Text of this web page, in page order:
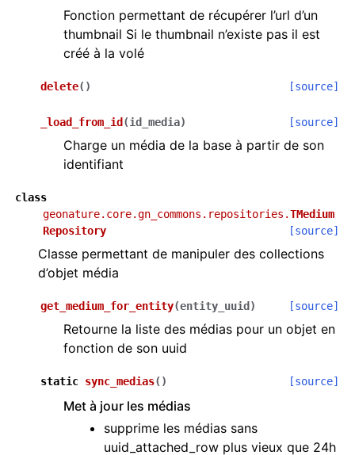
Fonction permettant de récupérer l’url d’un
thumbnail Si le thumbnail n’existe pas il est
créé à la volé
delete( ) [source]
_load_from_id (id_media) [source]
Charge un média de la base à partir de son
identifiant
class
geonature.core.gn_commons.repositories.TMedium
Repository
[source]
Classe permettant de manipuler des collections
d’objet média
get_medium_for_entity(entity_uuid ) [source]
Retourne la liste des médias pour un objet en
fonction de son uuid
static sync_medias( ) [source]
Met à jour les médias
supprime les médias sans
uuid_attached_row plus vieux que 24h